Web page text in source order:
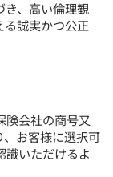
き、高い倫理観
る誠実かつ公正
険会社の商号又
お客様に選択可
識いただけるよ